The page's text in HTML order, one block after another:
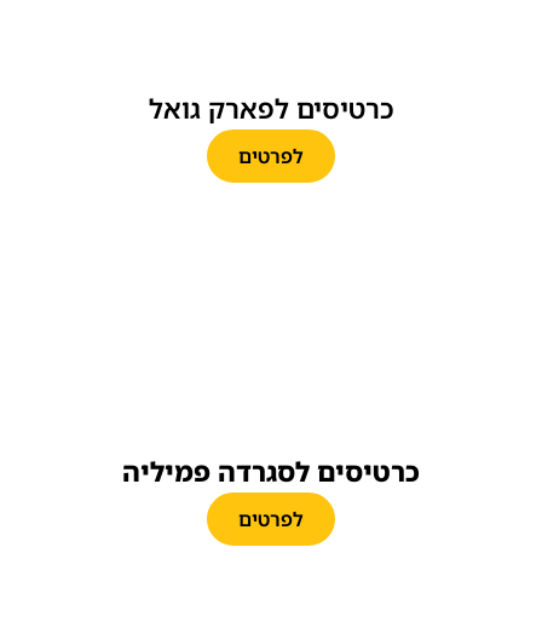
כרטיסים לפארק גואל
לפרטים
כרטיסים לסגרדה פמיליה
לפרטים